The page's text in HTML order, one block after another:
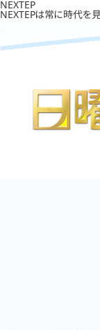
NEXTEP
NEXTEPは常に時代を